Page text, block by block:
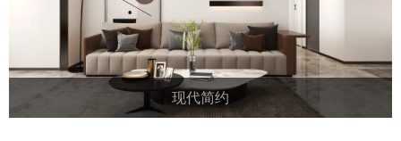
现代简约